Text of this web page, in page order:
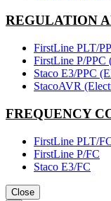
REGULATION
FirstLine PLT/
FirstLine P/PPC
Staco E3/PPC
StacoAVR
FREQUENCY
FirstLine PLT/
FirstLine P/FC
Staco E3/FC
Close